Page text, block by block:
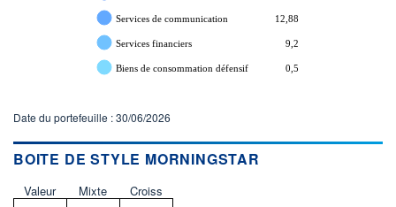
Services de communication 12,88
Services financiers 9,2
Biens de consommation défensif 0,5
Date du portefeuille : 30/06/2026
BOITE DE STYLE MORNINGSTAR
Valeur Mixte
Croiss